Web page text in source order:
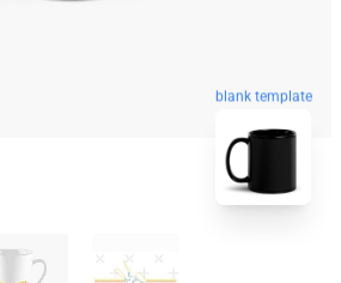
blank template